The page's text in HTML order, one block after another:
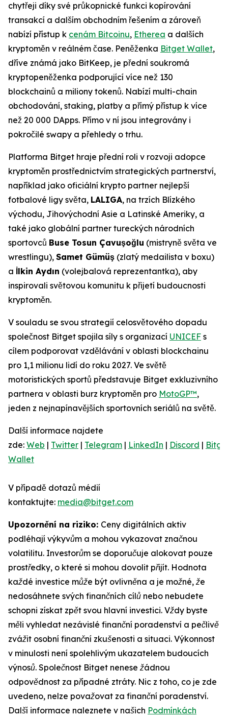
chytřeji díky své průkopnické funkci kopírování
transakcí a dalším obchodním řešením a zároveň
nabízí přístup k cenám Bitcoinu, Etherea a dalších
kryptoměn v reálném čase. Peněženka Bitget Wallet,
dříve známá jako BitKeep, je přední soukromá
kryptopeněženka podporující více než 130
blockchainů a miliony tokenů. Nabízí multi-chain
obchodování, staking, platby a přímý přístup k více
než 20 000 DApps. Přímo v ní jsou integrovány i
pokročilé swapy a přehledy o trhu.
Platforma Bitget hraje přední roli v rozvoji adopce
kryptoměn prostřednictvím strategických partnerství,
například jako oficiální krypto partner nejlepší
fotbalové ligy světa, LALIGA, na trzích Blízkého
východu, Jihovýchodní Asie a Latinské Ameriky, a
také jako globální partner tureckých národních
sportovců Buse Tosun Çavuşoğlu (mistryně světa ve
wrestlingu), Samet Gümüş (zlatý medailista v boxu)
a İlkin Aydın (volejbalová reprezentantka), aby
inspirovali světovou komunitu k přijetí budoucnosti
kryptoměn.
V souladu se svou strategií celosvětového dopadu
společnost Bitget spojila síly s organizací UNICEF s
cílem podporovat vzdělávání v oblasti blockchainu
pro 1,1 milionu lidí do roku 2027. Ve světě
motoristických sportů představuje Bitget exkluzivního
partnera v oblasti burz kryptoměn pro MotoGP™,
jeden z nejnapínavějších sportovních seriálů na světě.
Další informace najdete
zde: Web | Twitter | Telegram | LinkedIn | Discord |
Wallet
V případě dotazů médií
kontaktujte: media@bitget.com
Upozornění na riziko: Ceny digitálních aktiv
podléhají výkyvům a mohou vykazovat značnou
volatilitu. Investorům se doporučuje alokovat pouze
prostředky, o které si mohou dovolit přijít. Hodnota
každé investice může být ovlivněna a je možné, že
nedosáhnete svých finančních cílů nebo nebudete
schopni získat zpět svou hlavní investici. Vždy byste
měli vyhledat nezávislé finanční poradenství a pečlivě
zvážit osobní finanční zkušenosti a situaci. Výkonnost
v minulosti není spolehlivým ukazatelem budoucích
výnosů. Společnost Bitget nenese žádnou
odpovědnost za případné ztráty. Nic z toho, co je zde
uvedeno, nelze považovat za finanční poradenství.
Další informace naleznete v našich Podmínkách